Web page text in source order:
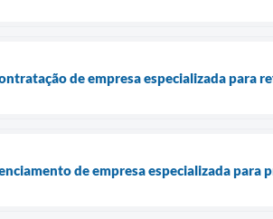
de empresa especializada para
de empresa especializada para